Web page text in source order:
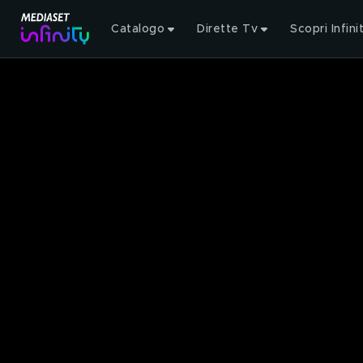
Catalogo Dirette Tv Scopri